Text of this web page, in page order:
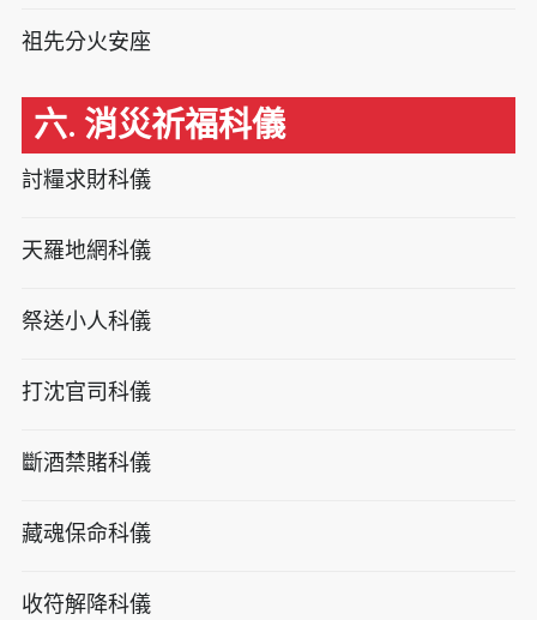
祖先分火安座
六. 消災祈福科儀
討糧求財科儀
天羅地網科儀
祭送小人科儀
打沈官司科儀
斷酒禁賭科儀
藏魂保命科儀
收符解降科儀